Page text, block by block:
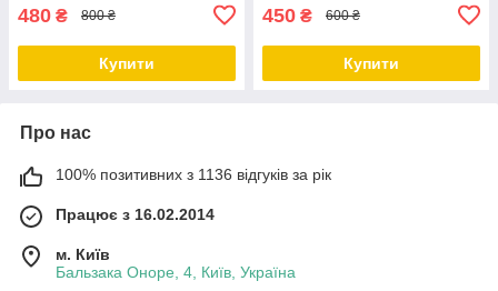
480 ₴ 800 ₴
Купити
450 ₴ 600 ₴
Купити
Про нас
100% позитивних з 1136 відгуків за рік
Працює з 16.02.2014
м. Київ
Бальзака Оноре, 4, Київ, Україна